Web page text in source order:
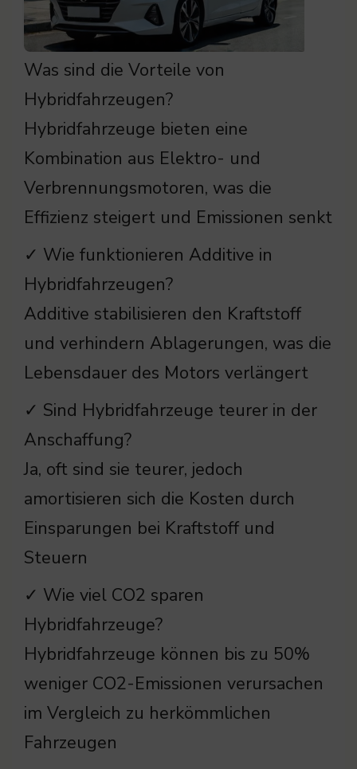
Was sind die Vorteile von
Hybridfahrzeugen?
Hybridfahrzeuge bieten eine
Kombination aus Elektro- und
Verbrennungsmotoren, was die
Effizienz steigert und Emissionen senkt
✓ Wie funktionieren Additive in
Hybridfahrzeugen?
Additive stabilisieren den Kraftstoff
und verhindern Ablagerungen, was die
Lebensdauer des Motors verlängert
✓ Sind Hybridfahrzeuge teurer in der
Anschaffung?
Ja, oft sind sie teurer, jedoch
amortisieren sich die Kosten durch
Einsparungen bei Kraftstoff und
Steuern
✓ Wie viel CO2 sparen
Hybridfahrzeuge?
Hybridfahrzeuge können bis zu 50%
weniger CO2-Emissionen verursachen
im Vergleich zu herkömmlichen
Fahrzeugen